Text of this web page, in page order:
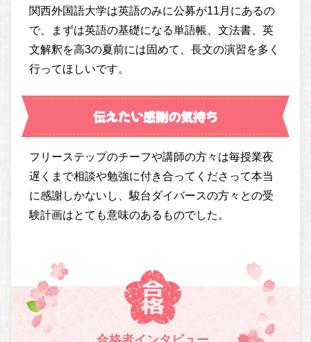
関西外国語大学は英語のみに公募が11月にあるの
で、まずは英語の基礎になる単語帳、文法書、英
文解釈を高3の夏前には固めて、長文の演習を多く
行ってほしいです。
伝えたい感謝の気持ち
フリーステップのチーフや講師の方々は毎授業夜
遅くまで相談や勉強に付き合ってくださって本当
に感謝しかないし、駿台ダイバースの方々との受
験計画はとても意味のあるものでした。